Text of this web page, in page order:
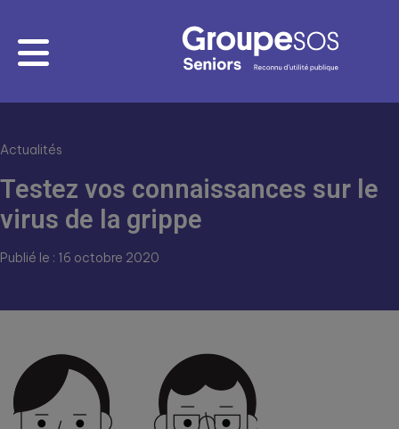
Actualités
Testez vos connaissances sur le
virus de la grippe
Publié le : 16 octobre 2020